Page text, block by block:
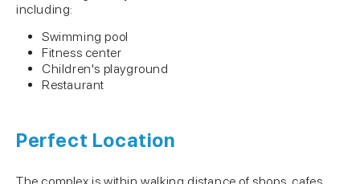
including:
Swimming pool
Fitness center
Children's playground
Restaurant
Perfect Location